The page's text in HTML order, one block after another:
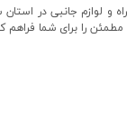
و لوازم جانبی در
را برای شما